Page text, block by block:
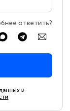
ответить?
и